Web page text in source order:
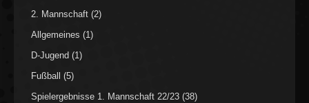
2. Mannschaft (2)
Allgemeines (1)
D-Jugend (1)
Fußball (5)
Spielergebnisse 1. Mannschaft 22/23 (38)